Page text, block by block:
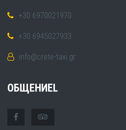
+30 6970021970
+30 6945027933
info@crete-taxi.gr
ОБЩЕНИЕL